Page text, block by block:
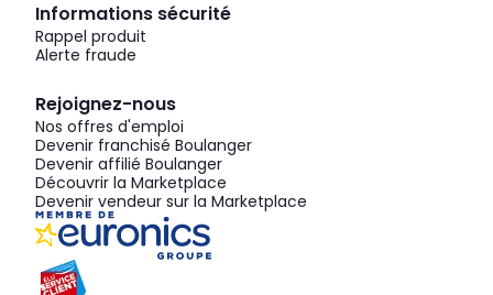
Informations sécurité
Rappel produit
Alerte fraude
Rejoignez-nous
Nos offres d'emploi
Devenir franchisé Boulanger
Devenir affilié Boulanger
Découvrir la Marketplace
Devenir vendeur sur la Marketplace